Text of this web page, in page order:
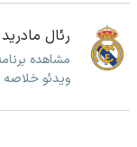
رئال مادرید
مشاهده
ویدئو خلاصه